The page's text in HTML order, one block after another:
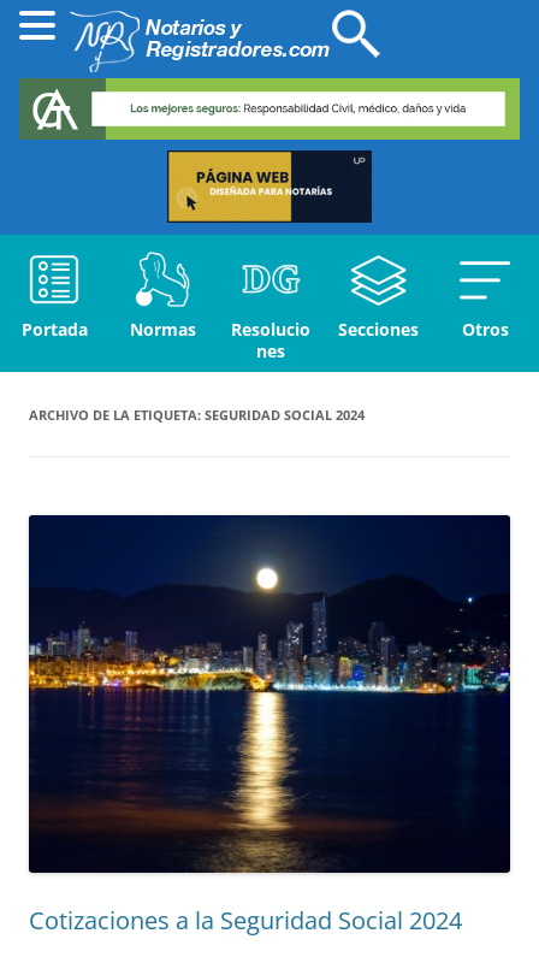
Portada Normas
Resolucio
nes
Secciones Otros
ARCHIVO DE LA ETIQUETA: SEGURIDAD SOCIAL 2024
Cotizaciones a la Seguridad Social 2024